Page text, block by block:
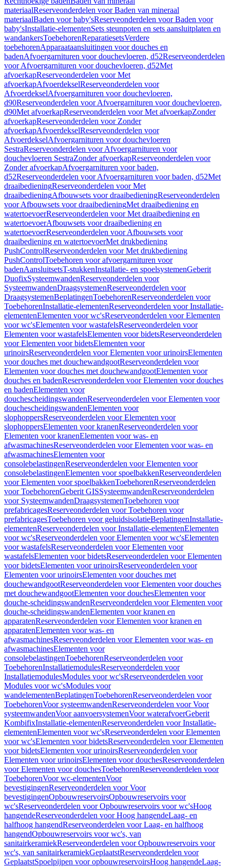
materiaalReserveonderdelen voor Baden van mineraal
materiaalBaden voor baby'sReserveonderdelen voor Baden voor
baby'sInstallatie-elementenSets steunpoten en sets aansluitplaten en
wandankersToebehorenReparatiesetsVerdere
toebehorenApparaataansluitingen voor douches en
badenAfvoergarnituren voor douchevloeren, d52Reserveonderdelen
voor Afvoergarnituren voor douchevloeren, d52Met
afvoerkapReserveonderdelen voor Met
afvoerkapAfvoerdekselReserveonderdelen voor
AfvoerdekselAfvoergarnituren voor douchevloeren,
d90Reserveonderdelen voor Afvoergarnituren voor douchevloeren,
d90Met afvoerkapReserveonderdelen voor Met afvoerkapZonder
afvoerkapReserveonderdelen voor Zonder
afvoerkapAfvoerdekselReserveonderdelen voor
AfvoerdekselAfvoergarnituren voor douchevloeren
SestraReserveonderdelen voor Afvoergarnituren voor
douchevloeren SestraZonder afvoerkapReserveonderdelen voor
Zonder afvoerkapAfvoergarnituren voor baden,
d52Reserveonderdelen voor Afvoergarnituren voor baden, d52Met
draaibedieningReserveonderdelen voor Met
draaibedieningAfbouwsets voor draaibedieningReserveonderdelen
voor Afbouwsets voor draaibedieningMet draaibediening en
watertoevoerReserveonderdelen voor Met draaibediening en
watertoevoerAfbouwsets voor draaibediening en
watertoevoerReserveonderdelen voor Afbouwsets voor
draaibediening en watertoevoerMet drukbediening
PushControlReserveonderdelen voor Met drukbediening
PushControlToebehoren voor afvoergarnituren voor
badenAansluitsetsT-stukkenInstallatie- en spoelsystemenGeberit
DuofixSysteemwandenReserveonderdelen voor
SysteemwandenDraagsystemenReserveonderdelen voor
DraagsystemenBeplatingenToebehorenReserveonderdelen voor
ToebehorenInstallatie-elementenReserveonderdelen voor Installatie-
elementenElementen voor wc'sReserveonderdelen voor Elementen
voor wc'sElementen voor wastafelsReserveonderdelen voor
Elementen voor wastafelsElementen voor bidetsReserveonderdelen
voor Elementen voor bidetsElementen voor
urinoirsReserveonderdelen voor Elementen voor urinoirsElementen
voor douches met douchewandgootReserveonderdelen voor
Elementen voor douches met douchewandgootElementen voor
douches en badenReserveonderdelen voor Elementen voor douches
en badenElementen voor
douchescheidingswandenReserveonderdelen voor Elementen voor
douchescheidingswandenElementen voor
slophoppersReserveonderdelen voor Elementen voor
slophoppersElementen voor kranenReserveonderdelen voor
Elementen voor kranenElementen voor was- en
afwasmachinesReserveonderdelen voor Elementen voor was- en
afwasmachinesElementen voor
consolebelastingenReserveonderdelen voor Elementen voor
consolebelastingenElementen voor spoelbakkenReserveonderdelen
voor Elementen voor spoelbakkenToebehorenReserveonderdelen
voor ToebehorenGeberit GISSysteemwandenReserveonderdelen
voor SysteemwandenDraagsystemenToebehoren voor
prefabricagesReserveonderdelen voor Toebehoren voor
prefabricagesToebehoren voor geluidsisolatieBeplatingenInstallatie-
elementenReserveonderdelen voor Installatie-elementenElementen
voor wc'sReserveonderdelen voor Elementen voor wc'sElementen
voor wastafelsReserveonderdelen voor Elementen voor
wastafelsElementen voor bidetsReserveonderdelen voor Elementen
voor bidetsElementen voor urinoirsReserveonderdelen voor
Elementen voor urinoirsElementen voor douches met
douchewandgootReserveonderdelen voor Elementen voor douches
met douchewandgootElementen voor douchesElementen voor
douche-scheidingswandenReserveonderdelen voor Elementen voor
douche-scheidingswandenElementen voor kranen en
apparatenReserveonderdelen voor Elementen voor kranen en
apparatenElementen voor was- en
afwasmachinesReserveonderdelen voor Elementen voor was- en
afwasmachinesElementen voor
consolebelastingenToebehorenReserveonderdelen voor
ToebehorenInstallatiemodulesReserveonderdelen voor
InstallatiemodulesModules voor wc'sReserveonderdelen voor
Modules voor wc'sModules voor
wandelementenBeplatingenToebehorenReserveonderdelen voor
ToebehorenVoor systeemwandenReserveonderdelen voor Voor
systeemwandenVoor aanvoersystemenVoor waterafvoerGeberit
KombifixInstallatie-elementenReserveonderdelen voor Installatie-
elementenElementen voor wc'sReserveonderdelen voor Elementen
voor wc'sElementen voor bidetsReserveonderdelen voor Elementen
voor bidetsElementen voor urinoirsReserveonderdelen voor
Elementen voor urinoirsElementen voor douchesReserveonderdelen
voor Elementen voor douchesToebehorenReserveonderdelen voor
ToebehorenVoor wc-elementenVoor
bevestigingenReserveonderdelen voor Voor
bevestigingenOpbouwreservoirsOpbouwreservoirs voor
wc'sReserveonderdelen voor Opbouwreservoirs voor wc'sHoog
hangendeReserveonderdelen voor Hoog hangendeLaag- en
halfhoog hangendReserveonderdelen voor Laag- en halfhoog
hangendOpbouwreservoirs voor wc's, van
sanitairkeramiekReserveonderdelen voor Opbouwreservoirs voor
wc's, van sanitairkeramiekGeplaatstReserveonderdelen voor
GeplaatstSpoelpijpen voor opbouwreservoirsHoog hangendeLaag-